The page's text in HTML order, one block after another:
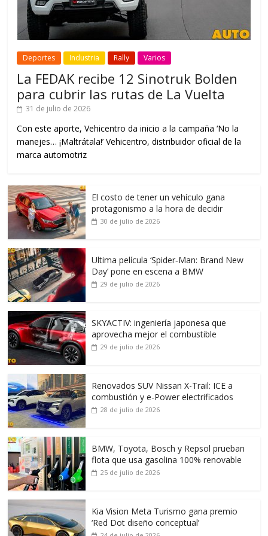
Deportes Industria Rally Varios
La FEDAK recibe 12 Sinotruk Bolden
para cubrir las rutas de La Vuelta
31 de julio de 2026
Con este aporte, Vehicentro da inicio a la campaña ‘No la
manejes… ¡Maltrátala!’ Vehicentro, distribuidor oficial de la
marca automotriz
El costo de tener un vehículo gana
protagonismo a la hora de decidir
30 de julio de 2026
Ultima película ‘Spider‑Man: Brand New
Day’ pone en escena a BMW
29 de julio de 2026
SKYACTIV: ingeniería japonesa que
aprovecha mejor el combustible
29 de julio de 2026
Renovados SUV Nissan X-Trail: ICE a
combustión y e-Power electrificados
28 de julio de 2026
BMW, Toyota, Bosch y Repsol prueban
flota que usa gasolina 100% renovable
25 de julio de 2026
Kia Vision Meta Turismo gana premio
‘Red Dot diseño conceptual’